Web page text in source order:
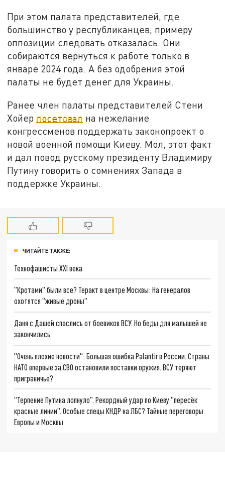
При этом палата представителей, где
большинство у республиканцев, примеру
оппозиции следовать отказалась. Они
собираются вернуться к работе только в
январе 2024 года. А без одобрения этой
палаты не будет денег для Украины.
Ранее член палаты представителей Стени
Хойер посетовал на нежелание
конгрессменов поддержать законопроект о
новой военной помощи Киеву. Мол, этот факт
и дал повод русскому президенту Владимиру
Путину говорить о сомнениях Запада в
поддержке Украины.
ЧИТАЙТЕ ТАКЖЕ:
Технофашисты XXI века
"Кротами" были все? Теракт в центре Москвы: На генералов
охотятся "живые дроны"
Даня с Дашей спаслись от боевиков ВСУ. Но беды для малышей не
закончились
"Очень плохие новости": Большая ошибка Palantir в России. Страны
НАТО впервые за СВО остановили поставки оружия. ВСУ теряют
приграничье?
"Терпение Путина лопнуло". Рекордный удар по Киеву "пересёк
красные линии". Особые спецы КНДР на ЛБС? Тайные переговоры
Европы и Москвы